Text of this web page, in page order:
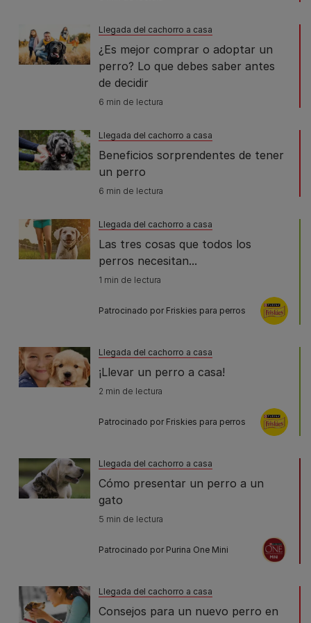
Llegada del cachorro a casa
¿Es mejor comprar o adoptar un
perro? Lo que debes saber antes
de decidir
6 min de lectura
Llegada del cachorro a casa
Beneficios sorprendentes de tener
un perro
6 min de lectura
Llegada del cachorro a casa
Las tres cosas que todos los
perros necesitan...
1 min de lectura
Patrocinado por Friskies para perros
Llegada del cachorro a casa
¡Llevar un perro a casa!
2 min de lectura
Patrocinado por Friskies para perros
Llegada del cachorro a casa
Cómo presentar un perro a un
gato
5 min de lectura
Patrocinado por Purina One Mini
Llegada del cachorro a casa
Consejos para un nuevo perro en